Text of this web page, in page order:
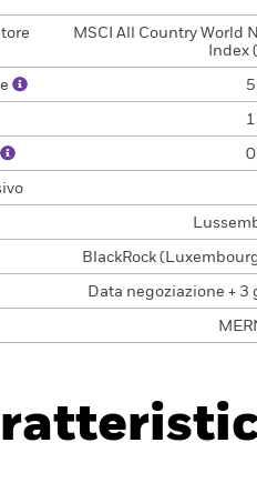
MSCI All Country World
Index
BlackRock
Data negoziazione + 3